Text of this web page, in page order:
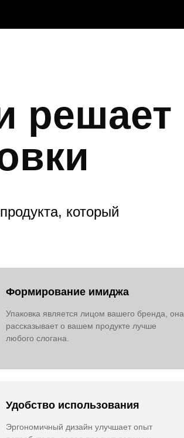
Упаковка является лицом вашего бренда, она
рассказывает о вашем продукте лучше
любого слогана.
Формирование имиджа
Эргономичный дизайн улучшает опыт
Удобство использования
решает
который